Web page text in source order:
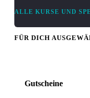
ALLE KURSE UND
FÜR DICH
Gutscheine